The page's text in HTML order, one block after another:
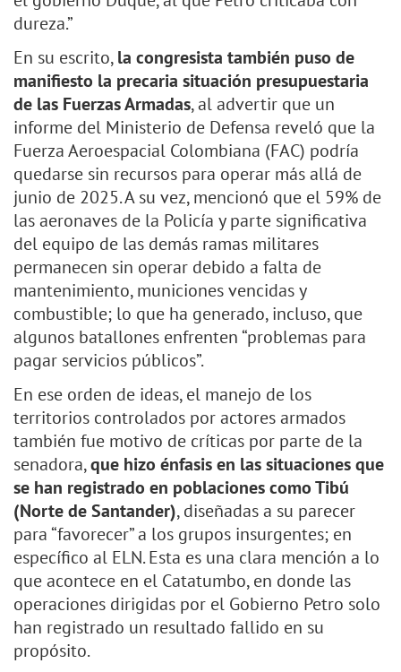
dureza.”
En su escrito,la congresista también puso de
manifiesto la precaria situación presupuestaria
de las Fuerzas Armadas, al advertir que un
informe del Ministerio de Defensa reveló que la
Fuerza Aeroespacial Colombiana (FAC) podría
quedarse sin recursos para operar más allá de
junio de 2025. A su vez, mencionó que el 59% de
las aeronaves de la Policía y parte significativa
del equipo de las demás ramas militares
permanecen sin operar debido a falta de
mantenimiento, municiones vencidas y
combustible; lo que ha generado, incluso, que
algunos batallones enfrenten “problemas para
pagar servicios públicos”.
En ese orden de ideas, el manejo de los
territorios controlados por actores armados
también fue motivo de críticas por parte de la
senadora,que hizo énfasis en las situaciones que
se han registrado en poblaciones como Tibú
(Norte de Santander), diseñadas a su parecer
para “favorecer” a los grupos insurgentes; en
específico al ELN. Esta es una clara mención a lo
que acontece en el Catatumbo, en donde las
operaciones dirigidas por el Gobierno Petro solo
han registrado un resultado fallido en su
propósito.